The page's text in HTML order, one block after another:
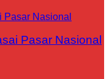
Pasar Nasional